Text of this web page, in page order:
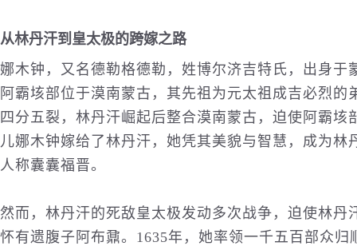
从林丹汗到皇太极的跨嫁之路
娜木钟，又名德勒格德勒，姓博尔济吉特氏，出身
阿霸垓部位于漠南蒙古，其先祖为元太祖成吉必烈
四分五裂，林丹汗崛起后整合漠南蒙古，迫使阿霸
儿娜木钟嫁给了林丹汗，她凭其美貌与智慧，成为
人称囊囊福晋。
然而，林丹汗的死敌皇太极发动多次战争，迫使林丹
怀有遗腹子阿布鼐。1635年，她率领一千五百部众